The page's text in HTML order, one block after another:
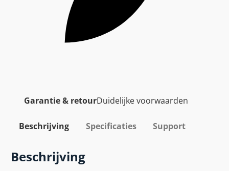
Garantie & retourDuidelijke voorwaarden
Beschrijving Specificaties Support
Beschrijving